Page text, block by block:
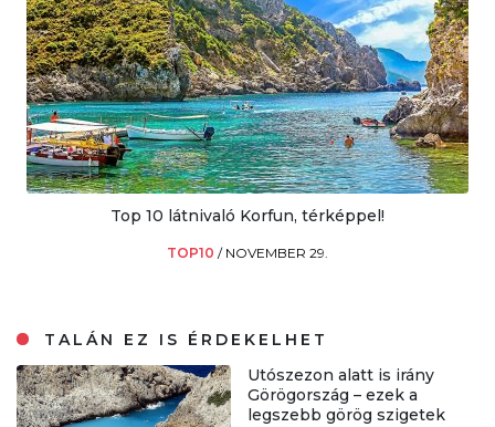
Top 10 látnivaló Korfun, térképpel!
TOP10 / NOVEMBER 29.
TALÁN EZ IS ÉRDEKELHET
Utószezon alatt is irány
Görögország – ezek a
legszebb görög szigetek